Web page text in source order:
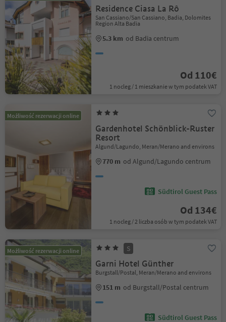
Residence Ciasa La Rô
San Cassiano/San Cassiano, Badia, Dolomites
Region Alta Badia
5.3 km od Badia centrum
Od 110€
1 nocleg / 1 mieszkanie w tym podatek VAT
Możliwość rezerwacji online
Gardenhotel Schönblick-Ruster
Resort
Algund/Lagundo, Meran/Merano and environs
770 m od Algund/Lagundo centrum
Südtirol Guest Pass
Od 134€
1 nocleg / 2 liczba osób w tym podatek VAT
Możliwość rezerwacji online S
Garni Hotel Günther
Burgstall/Postal, Meran/Merano and environs
151 m od Burgstall/Postal centrum
Südtirol Guest Pass